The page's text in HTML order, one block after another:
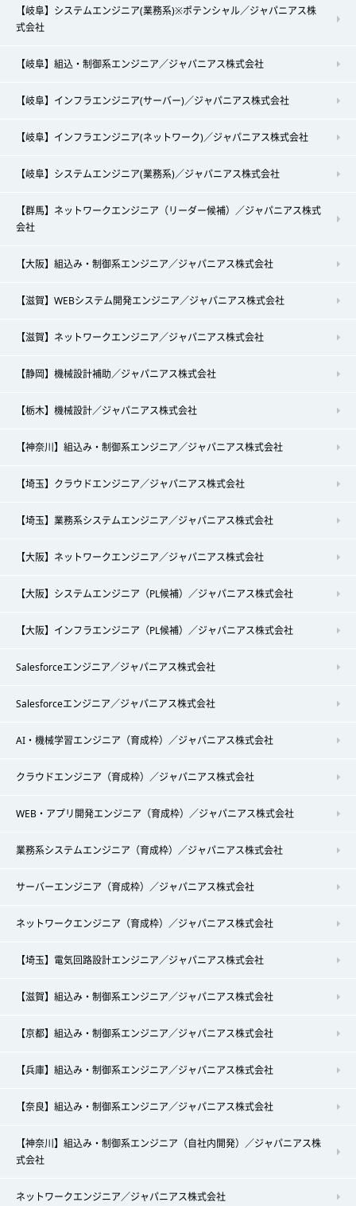
【岐阜】システムエンジニア(業務系)※ポテンシャル／ジャパニアス株
式会社
【岐阜】組込・制御系エンジニア／ジャパニアス株式会社
【岐阜】インフラエンジニア(サーバー)／ジャパニアス株式会社
【岐阜】インフラエンジニア(ネットワーク)／ジャパニアス株式会社
【岐阜】システムエンジニア(業務系)／ジャパニアス株式会社
【群馬】ネットワークエンジニア（リーダー候補）／ジャパニアス株式
会社
【大阪】組込み・制御系エンジニア／ジャパニアス株式会社
【滋賀】WEBシステム開発エンジニア／ジャパニアス株式会社
【滋賀】ネットワークエンジニア／ジャパニアス株式会社
【静岡】機械設計補助／ジャパニアス株式会社
【栃木】機械設計／ジャパニアス株式会社
【神奈川】組込み・制御系エンジニア／ジャパニアス株式会社
【埼玉】クラウドエンジニア／ジャパニアス株式会社
【埼玉】業務系システムエンジニア／ジャパニアス株式会社
【大阪】ネットワークエンジニア／ジャパニアス株式会社
【大阪】システムエンジニア（PL候補）／ジャパニアス株式会社
【大阪】インフラエンジニア（PL候補）／ジャパニアス株式会社
Salesforceエンジニア／ジャパニアス株式会社
Salesforceエンジニア／ジャパニアス株式会社
AI・機械学習エンジニア（育成枠）／ジャパニアス株式会社
クラウドエンジニア（育成枠）／ジャパニアス株式会社
WEB・アプリ開発エンジニア（育成枠）／ジャパニアス株式会社
業務系システムエンジニア（育成枠）／ジャパニアス株式会社
サーバーエンジニア（育成枠）／ジャパニアス株式会社
ネットワークエンジニア（育成枠）／ジャパニアス株式会社
【埼玉】電気回路設計エンジニア／ジャパニアス株式会社
【滋賀】組込み・制御系エンジニア／ジャパニアス株式会社
【京都】組込み・制御系エンジニア／ジャパニアス株式会社
【兵庫】組込み・制御系エンジニア／ジャパニアス株式会社
【奈良】組込み・制御系エンジニア／ジャパニアス株式会社
【神奈川】組込み・制御系エンジニア（自社内開発）／ジャパニアス株
式会社
ネットワークエンジニア／ジャパニアス株式会社